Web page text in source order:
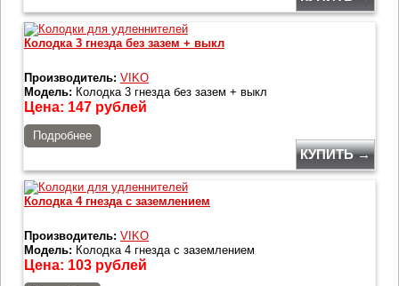
Колодка 3 гнезда без зазем + выкл
Производитель: VIKO
Модель: Колодка 3 гнезда без зазем + выкл
Цена: 147 рублей
Подробнее
КУПИТЬ →
Колодка 4 гнезда с заземлением
Производитель: VIKO
Модель: Колодка 4 гнезда с заземлением
Цена: 103 рублей